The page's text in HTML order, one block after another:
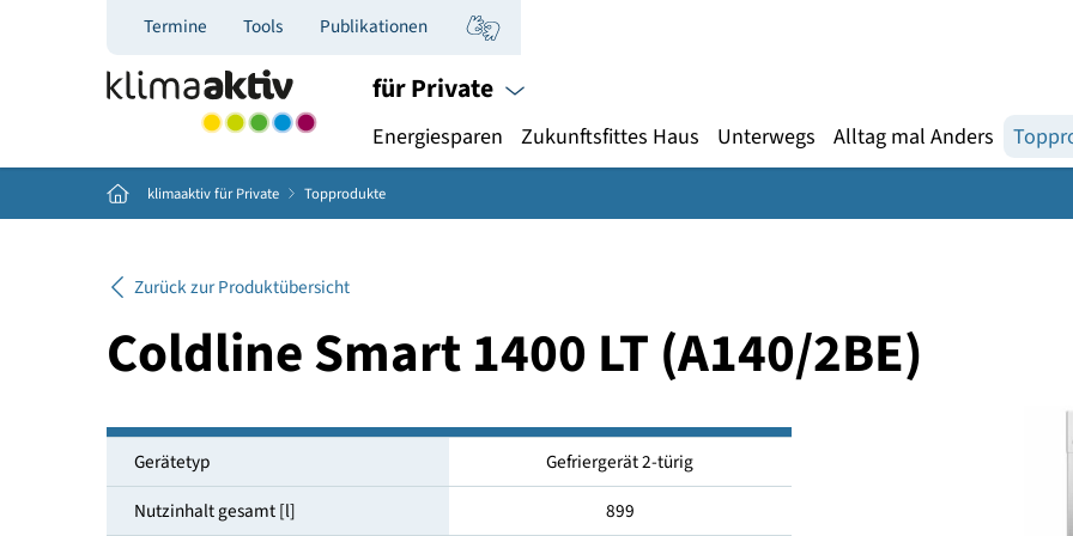
Termine Tools Publikationen
für Private
Energiesparen Zukunftsfittes Haus Unterwegs Alltag mal
Home klimaaktiv für Private Topprodukte
Coldline Smart 1400 LT (A140/2BE)
Gerätetyp Gefriergerät 2-türig